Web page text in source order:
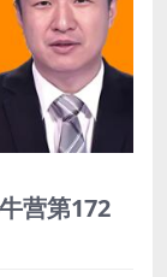
营第172